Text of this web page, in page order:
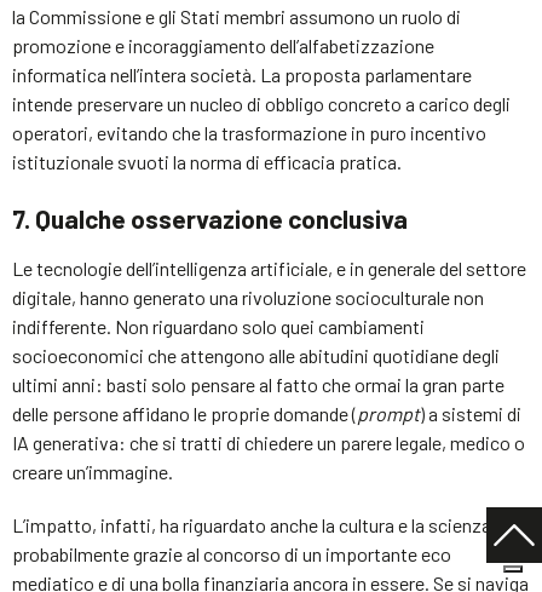
la Commissione e gli Stati membri assumono un ruolo di
promozione e incoraggiamento dell’alfabetizzazione
informatica nell’intera società. La proposta parlamentare
intende preservare un nucleo di obbligo concreto a carico degli
operatori, evitando che la trasformazione in puro incentivo
istituzionale svuoti la norma di efficacia pratica.
7. Qualche osservazione conclusiva
Le tecnologie dell’intelligenza artificiale, e in generale del settore
digitale, hanno generato una rivoluzione socioculturale non
indifferente. Non riguardano solo quei cambiamenti
socioeconomici che attengono alle abitudini quotidiane degli
ultimi anni: basti solo pensare al fatto che ormai la gran parte
delle persone affidano le proprie domande (prompt) a sistemi di
IA generativa: che si tratti di chiedere un parere legale, medico o
creare un’immagine.
L’impatto, infatti, ha riguardato anche la cultura e la scienza,
probabilmente grazie al concorso di un importante eco
mediatico e di una bolla finanziaria ancora in essere. Se si naviga